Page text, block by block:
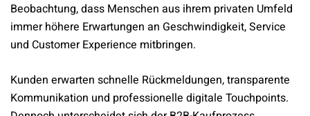
Beobachtung, dass Menschen aus ihrem privaten Umfeld
immer höhere Erwartungen an Geschwindigkeit, Service
und Customer Experience mitbringen.
Kunden erwarten schnelle Rückmeldungen, transparente
Kommunikation und professionelle digitale Touchpoints.